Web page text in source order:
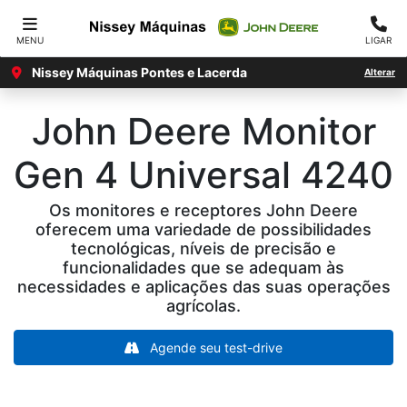
MENU LIGAR
Nissey Máquinas Pontes e Lacerda Alterar
John Deere Monitor
Gen 4 Universal 4240
Os monitores e receptores John Deere
oferecem uma variedade de possibilidades
tecnológicas, níveis de precisão e
funcionalidades que se adequam às
necessidades e aplicações das suas operações
agrícolas.
Agende seu test-drive